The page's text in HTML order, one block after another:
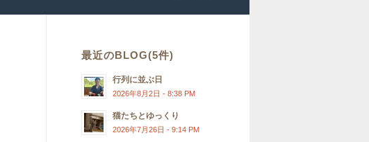
最近のBLOG(5件)
行列に並ぶ日
2026年8月2日 - 8:38 PM
猫たちとゆっくり
2026年7月26日 - 9:14 PM